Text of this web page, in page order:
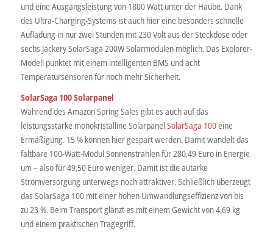
und eine Ausgangsleistung von 1800 Watt unter der Haube. Dank
des Ultra-Charging-Systems ist auch hier eine besonders schnelle
Aufladung in nur zwei Stunden mit 230 Volt aus der Steckdose oder
sechs Jackery SolarSaga 200W Solarmodulen möglich. Das Explorer-
Modell punktet mit einem intelligenten BMS und acht
Temperatursensoren für noch mehr Sicherheit.
SolarSaga 100 Solarpanel
Während des Amazon Spring Sales gibt es auch auf das
leistungsstarke monokristalline SolarpanelSolarSaga 100eine
Ermäßigung. 15 % können hier gespart werden. Damit wandelt das
faltbare 100-Watt-Modul Sonnenstrahlen für 280,49 Euro in Energie
um – also für 49,50 Euro weniger. Damit ist die autarke
Stromversorgung unterwegs noch attraktiver. Schließlich überzeugt
das SolarSaga 100 mit einer hohen Umwandlungseffizienz von bis
zu 23 %. Beim Transport glänzt es mit einem Gewicht von 4,69 kg
und einem praktischen Tragegriff.